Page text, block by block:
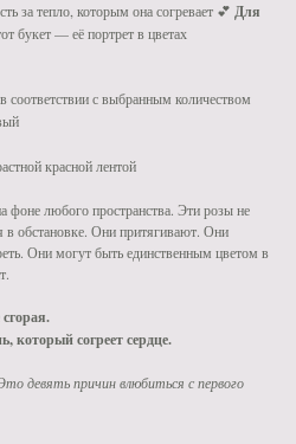
за тепло, которым она согревает 💕 Для
букет — её портрет в цветах
соответствии с выбранным количеством
красной лентой
любого пространства. Эти розы не
в обстановке. Они притягивают. Они
Они могут быть единственным цветом в
который согреет сердце.
девять причин влюбиться с первого